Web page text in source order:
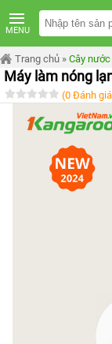
MENU
TRANG
CHỦ
MÁY
LỌC
NƯỚC
KANGAROO
ÂM
KANGAROO
Trang chủ » Cây
Máy làm nóng
(0 Đánh